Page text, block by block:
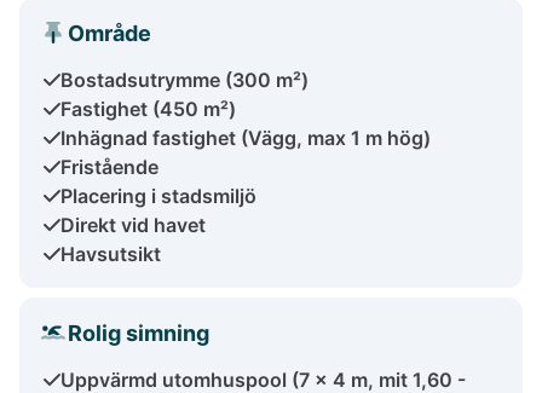
Område
Bostadsutrymme (300 m²)
Fastighet (450 m²)
Inhägnad fastighet (Vägg, max 1 m hög)
Fristående
Placering i stadsmiljö
Direkt vid havet
Havsutsikt
Rolig simning
Uppvärmd utomhuspool (7 x 4 m, mit 1,60 -